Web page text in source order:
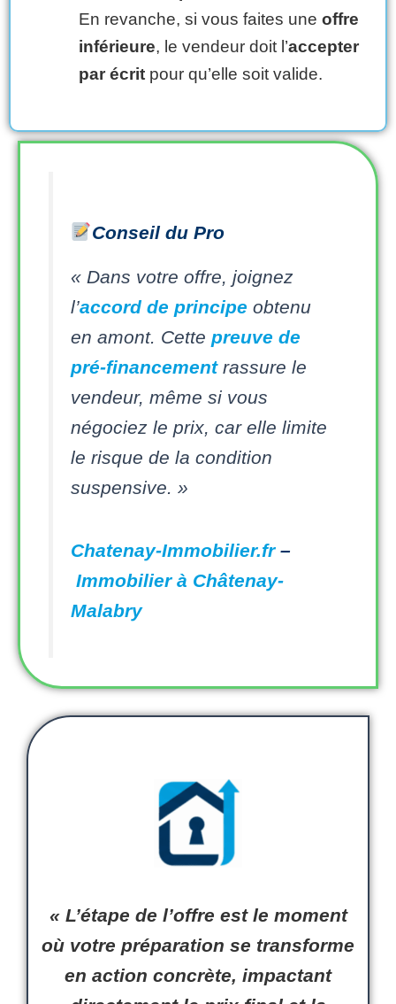
En revanche, si vous faites uneoffre
inférieure, le vendeur doit l’accepter
par écrit pour qu’elle soit valide.
Conseil du Pro
« Dans votre offre, joignez
l’accord de principe obtenu
en amont. Cette preuve de
pré-financementrassure le
vendeur, même si vous
négociez le prix, car elle limite
le risque de la condition
suspensive. »
Chatenay-Immobilier.fr–
Immobilier à Châtenay-
Malabry
« L’étape de l’offre est le moment
où votre préparation se transforme
en action concrète, impactant